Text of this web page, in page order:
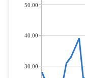
50.00
40.00
30.00